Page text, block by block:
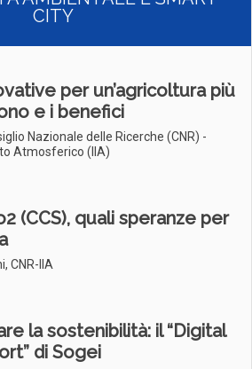
CITY
per un’agricoltura più
e i benefici
Nazionale delle Ricerche (CNR) -
Atmosferico (IIA)
(CCS), quali speranze per
CNR-IIA
la sostenibilità: il “Digital
di Sogei